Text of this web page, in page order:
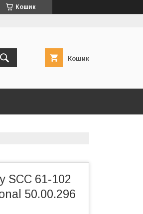
Кошик
Кошик
SCC 61-102
50.00.296